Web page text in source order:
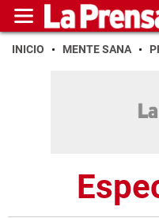
INICIO MENTE SANA